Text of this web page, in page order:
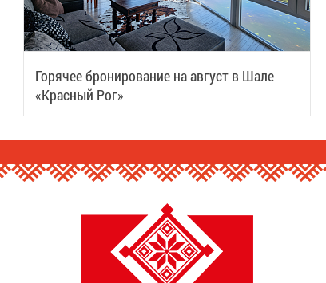
Горячее бронирование на август в Шале
«Красный Рог»